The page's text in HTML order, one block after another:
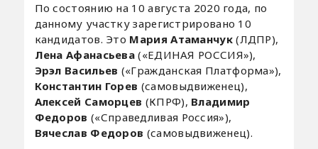
По состоянию на 10 августа 2020 года, по
данному участку зарегистрировано 10
кандидатов. Это Мария Атаманчук(ЛДПР),
Лена Афанасьева («ЕДИНАЯ РОССИЯ»),
Эрэл Васильев («Гражданская Платформа»),
Константин Горев (самовыдвиженец),
Алексей Саморцев (КПРФ), Владимир
Федоров («Справедливая Россия»),
Вячеслав Федоров (самовыдвиженец).